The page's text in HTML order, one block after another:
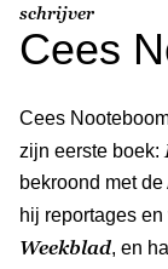
schrijver
Cees
Cees
zijn eerste boek:
bekroond met
hij reportages
Weekblad, en